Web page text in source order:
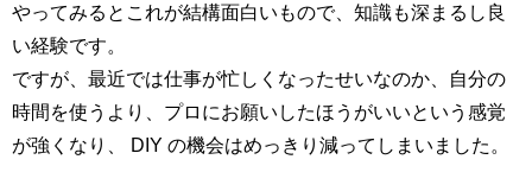
やってみるとこれが結構面白いもので、知識も深まるし良
い経験です。
ですが、最近では仕事が忙しくなったせいなのか、自分の
時間を使うより、プロにお願いしたほうがいいという感覚
が強くなり、 DIY の機会はめっきり減ってしまいました。